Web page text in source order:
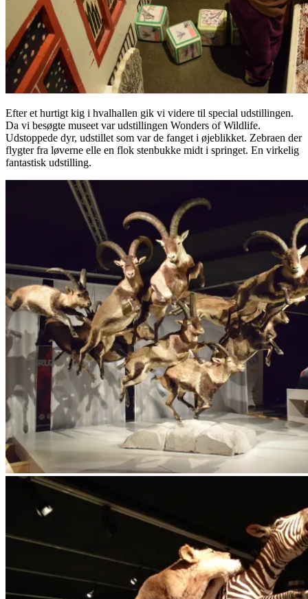
Efter et hurtigt kig i hvalhallen gik vi videre til special udstillingen.
Da vi besøgte museet var udstillingen Wonders of Wildlife.
Udstoppede dyr, udstillet som var de fanget i øjeblikket. Zebraen der
flygter fra løverne elle en flok stenbukke midt i springet. En virkelig
fantastisk udstilling.